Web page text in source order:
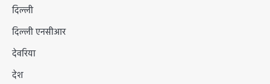
दिल्ली
दिल्ली एनसीआर
देवरिया
देश